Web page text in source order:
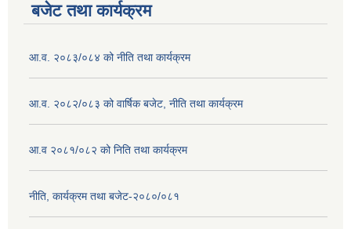
बजेट तथा कार्यक्रम
आ.व. २०८३/०८४ को नीति तथा कार्यक्रम
आ.व. २०८२/०८३ को वार्षिक बजेट, नीति तथा कार्यक्रम
आ.व २०८१/०८२ को निति तथा कार्यक्रम
नीति, कार्यक्रम तथा बजेट-२०८०/०८१